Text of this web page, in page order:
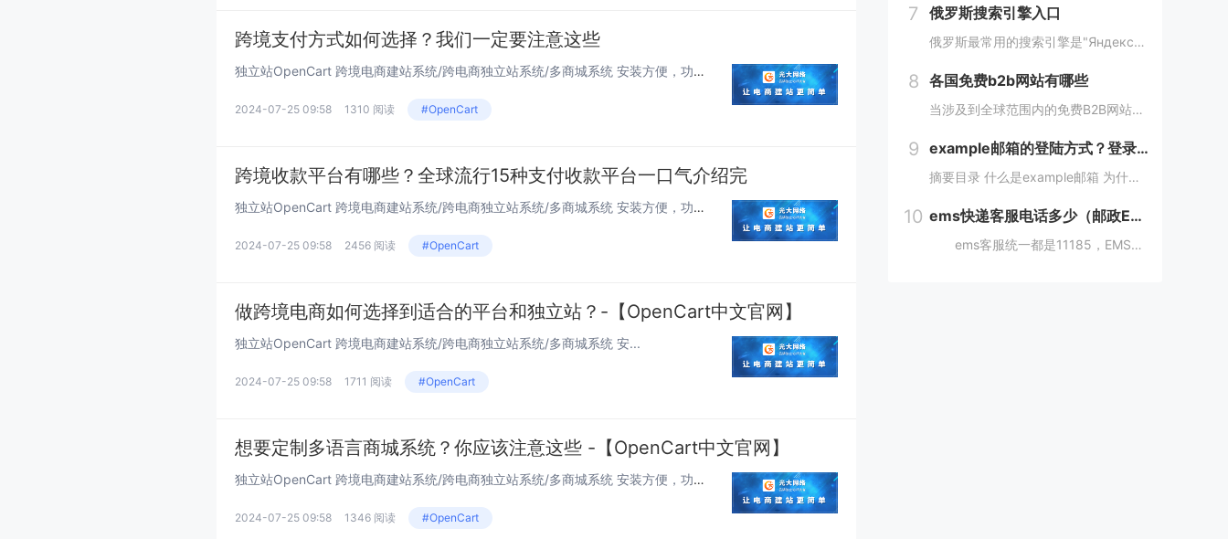
跨境支付方式如何选择？我们一定要注意这些
独立站OpenCart 跨境电商建站系统/跨电商独立站系统/多商城系统 安装方便，功能强...
2024-07-25 09:58 1310 阅读 #OpenCart
跨境收款平台有哪些？全球流行15种支付收款平台一口气介绍完
独立站OpenCart 跨境电商建站系统/跨电商独立站系统/多商城系统 安装方便，功能强...
2024-07-25 09:58 2456 阅读 #OpenCart
做跨境电商如何选择到适合的平台和独立站？-【OpenCart中文官网】
独立站OpenCart 跨境电商建站系统/跨电商独立站系统/多商城系统 安...
2024-07-25 09:58 1711 阅读 #OpenCart
想要定制多语言商城系统？你应该注意这些 -【OpenCart中文官网】
独立站OpenCart 跨境电商建站系统/跨电商独立站系统/多商城系统 安装方便，功能强...
2024-07-25 09:58 1346 阅读 #OpenCart
7 俄罗斯搜索引擎入口
俄罗斯最常用的搜索引擎是"Яндекс"（Yandex）。 俄罗斯搜索引擎yandex入口： 1、俄罗斯搜索引擎入口1：yandex.com，无须登录直接使用。 2、俄罗斯搜索引擎入口2：www.yandex.ru，需要登录使用。...
8 各国免费b2b网站有哪些
当涉及到全球范围内的免费B2B网站时，以下是一些不同国家的B2B网站，它们为企业提供了广阔的国际市场。这些网站在不同国家和地区具有不同的影响力，但都是免费使用的。 各国免费b2b网站： 1. 中国： - Alib...
9 example邮箱的登陆方式？登录example邮箱登陆服务器的步骤？
摘要目录 什么是example邮箱 为什么要使用example邮箱 example邮箱的登陆方式 如何保护example邮箱的安全性 结论 什么是example邮箱 example邮箱是由著名IT企...
10 ems快递客服电话多少（邮政EMS电话客服24小时服务热线）
ems客服统一都是11185，EMS人工服务转接的方法：1、使用固定电话或手机拨打11183，接通后，按1进入”上门揽收“，告诉客服人员您的取件地址、联系人和电话就可以上门取件。2、按2进入。 11183是邮政EMS的服务电话...